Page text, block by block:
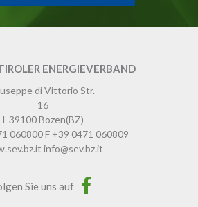
ENERGIEVERBAND
di Vittorio Str.
16
I-39100Bozen(BZ)
060800F +39 0471 060809
info@sev.bz.it
Sie uns auf